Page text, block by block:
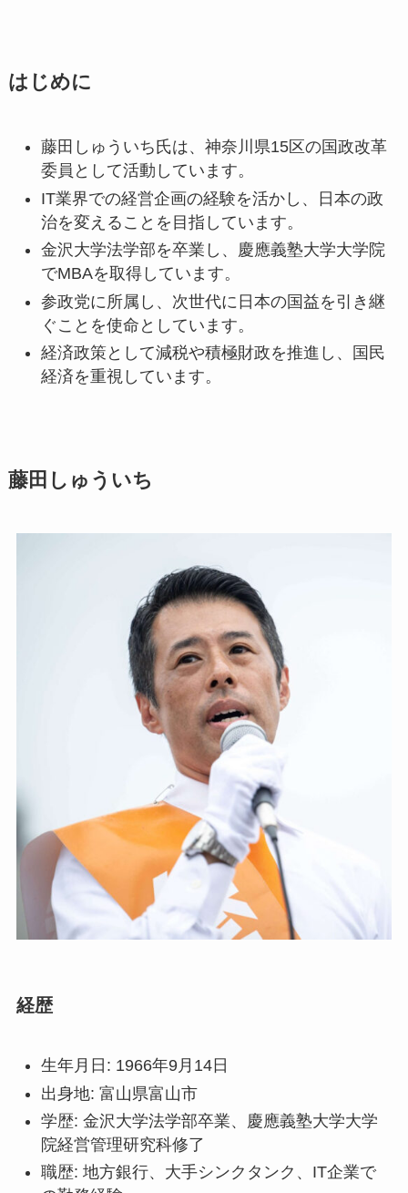
はじめに
藤田しゅういち氏は、神奈川県15区の国政改革
委員として活動しています。
IT業界での経営企画の経験を活かし、日本の政
治を変えることを目指しています。
金沢大学法学部を卒業し、慶應義塾大学大学院
でMBAを取得しています。
参政党に所属し、次世代に日本の国益を引き継
ぐことを使命としています。
経済政策として減税や積極財政を推進し、国民
経済を重視しています。
藤田しゅういち
経歴
生年月日: 1966年9月14日
出身地: 富山県富山市
学歴: 金沢大学法学部卒業、慶應義塾大学大学
院経営管理研究科修了
職歴: 地方銀行、大手シンクタンク、IT企業で